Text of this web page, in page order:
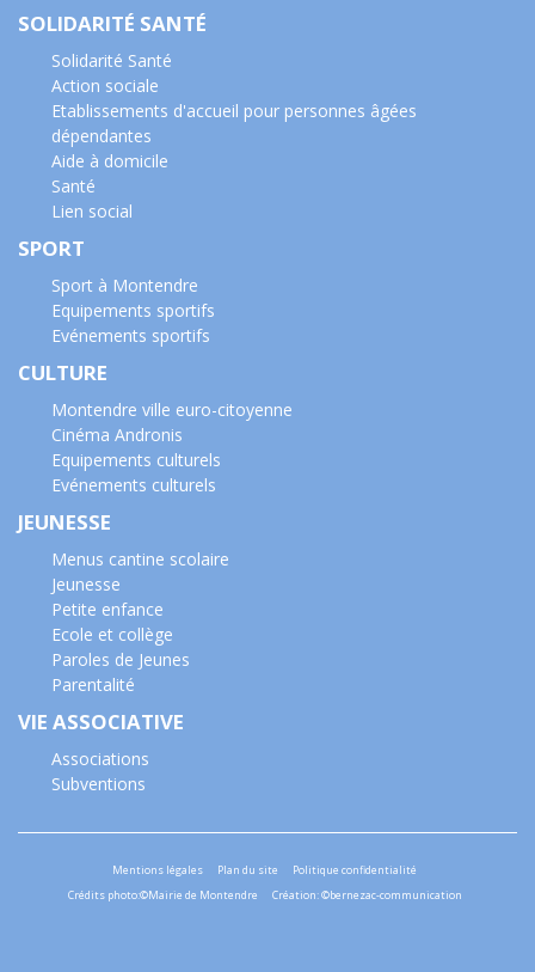
SOLIDARITÉ SANTÉ
Solidarité Santé
Action sociale
Etablissements d'accueil pour personnes âgées
dépendantes
Aide à domicile
Santé
Lien social
SPORT
Sport à Montendre
Equipements sportifs
Evénements sportifs
CULTURE
Montendre ville euro-citoyenne
Cinéma Andronis
Equipements culturels
Evénements culturels
JEUNESSE
Menus cantine scolaire
Jeunesse
Petite enfance
Ecole et collège
Paroles de Jeunes
Parentalité
VIE ASSOCIATIVE
Associations
Subventions
Mentions légales Plan du site
Politique confidentialité
Crédits photo:©Mairie de Montendre
Création: ©bernezac-communication